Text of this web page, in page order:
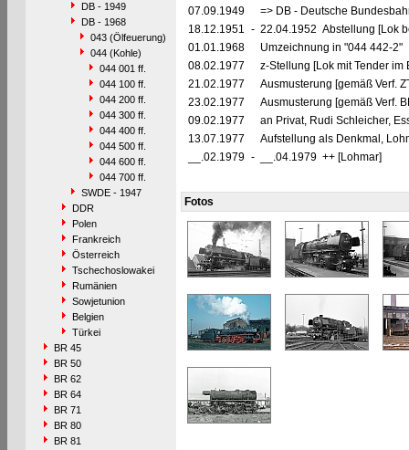
DB - 1949
DB - 1968
043 (Ölfeuerung)
044 (Kohle)
044 001 ff.
044 100 ff.
044 200 ff.
044 300 ff.
044 400 ff.
044 500 ff.
044 600 ff.
044 700 ff.
SWDE - 1947
DDR
Polen
Frankreich
Österreich
Tschechoslowakei
Rumänien
Sowjetunion
Belgien
Türkei
BR 45
BR 50
BR 62
BR 64
BR 71
BR 80
BR 81
07.09.1949
=> DB - Deutsche
18.12.1951 - 22.04.1952 Abstellung [Lok
01.01.1968
Umzeichnung in "044 442-2"
08.02.1977
z-Stellung [Lok mit Tender
21.02.1977
Ausmusterung [gemäß Verf.
23.02.1977
Ausmusterung [gemäß Verf.
09.02.1977
an Privat, Rudi Schleicher,
13.07.1977
Aufstellung als Denkmal,
__.02.1979 - __.04.1979 ++ [Lohmar]
Fotos